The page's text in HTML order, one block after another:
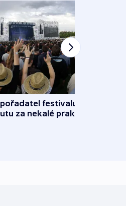
festivalu
za nekalé praktiky